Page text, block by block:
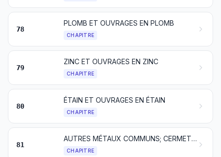
78
PLOMB ET OUVRAGES EN PLOMB
CHAPITRE
79
ZINC ET OUVRAGES EN ZINC
CHAPITRE
80
ÉTAIN ET OUVRAGES EN ÉTAIN
CHAPITRE
81
AUTRES MÉTAUX COMMUNS; CERMETS; OUVRAGES EN CES MATIÈRES
CHAPITRE